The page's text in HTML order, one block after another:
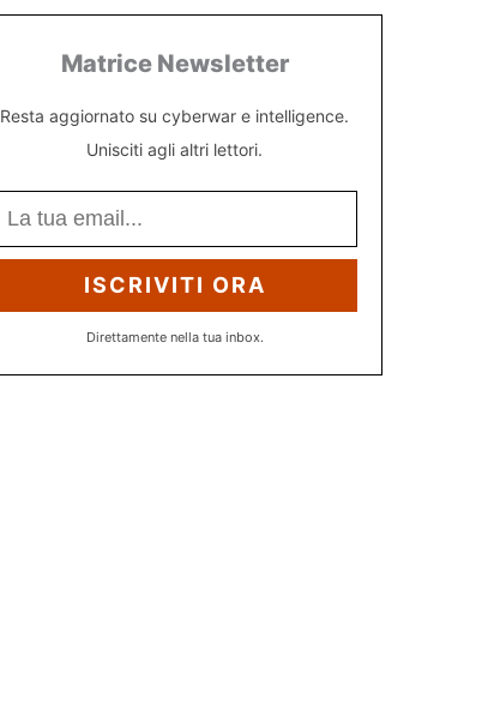
Matrice Newsletter
Resta aggiornato su cyberwar e intelligence.
Unisciti agli altri lettori.
ISCRIVITI ORA
Direttamente nella tua inbox.